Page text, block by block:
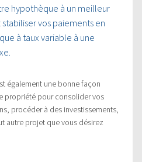
hypothèque à un meilleur
vos paiements en
à taux variable à une
également une bonne façon
propriété pour consolider vos
procéder à des investissements,
autre projet que vous désirez